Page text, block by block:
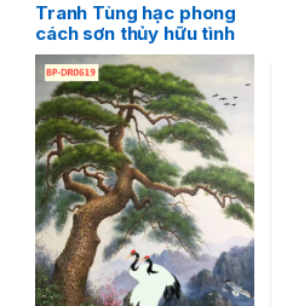
Tranh Tùng hạc phong
cách sơn thủy hữu tình
độc đáo